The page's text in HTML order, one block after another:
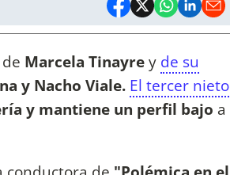
Marcela Tinayrey de su
y Nacho Viale. El tercer nieto
y mantiene un perfil bajo a